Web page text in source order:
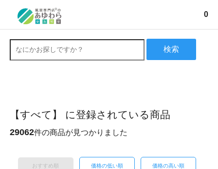
0
検索
【すべて】 に登録されている商品
29062件の商品が見つかりました
おすすめ順 価格の低い順 価格の高い順